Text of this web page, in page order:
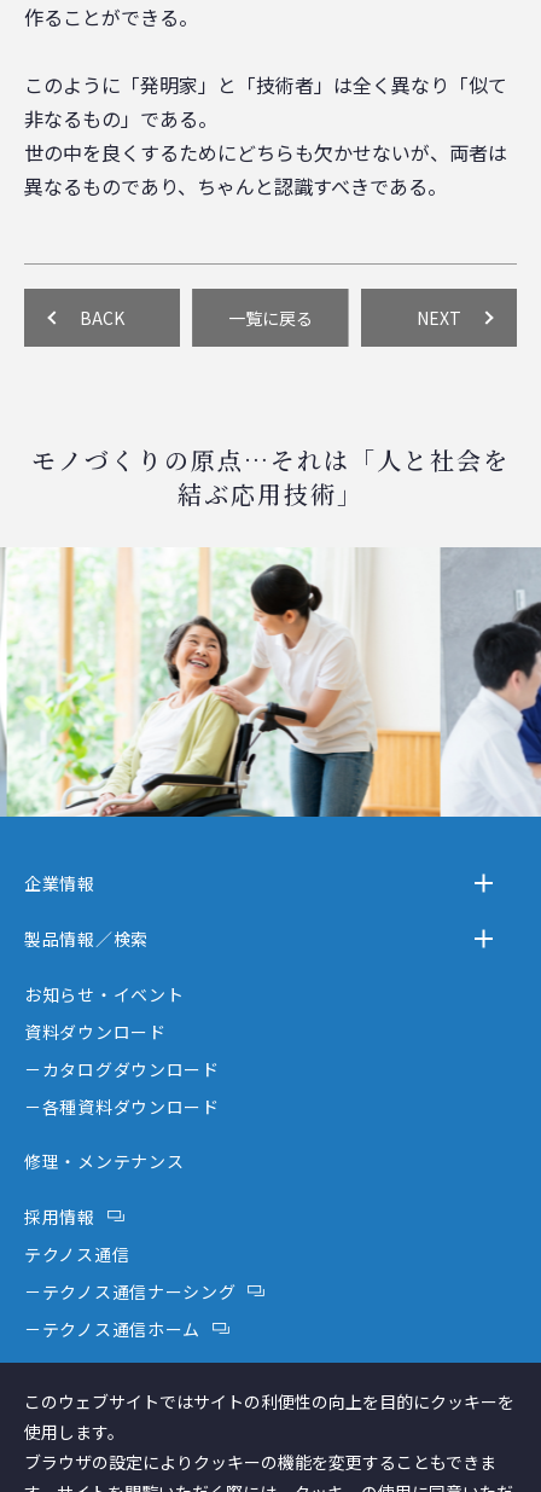
作ることができる。
このように「発明家」と「技術者」は全く異なり「似て
非なるもの」である。
世の中を良くするためにどちらも欠かせないが、両者は
異なるものであり、ちゃんと認識すべきである。
BACK NEXT
一覧に戻る
モノづくりの原点…それは「人と社会を
結ぶ応用技術」
企業情報
－企業情報
－テクノスジャパンが選ばれる理由
－創業者大西秀憲ヒストリー
製品情報／検索
お知らせ・イベント
資料ダウンロード
－カタログダウンロード
－各種資料ダウンロード
修理・メンテナンス
採用情報
テクノス通信
－テクノス通信ナーシング
－テクノス通信ホーム
コラム
このウェブサイトではサイトの利便性の向上を目的にクッキーを
使用します。
ブラウザの設定によりクッキーの機能を変更することもできま